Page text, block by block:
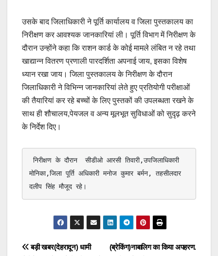
उसके बाद जिलाधिकारी ने पूर्ति कार्यालय व जिला पुस्तकालय का
निरीक्षण कर आवश्यक जानकारियां ली। पूर्ति विभाग में निरीक्षण के
दौरान उन्होंने कहा कि राशन कार्ड के कोई मामले लंबित न रहे तथा
खाद्यान्न वितरण प्रणाली पारदर्शिता अपनाई जाय, इसका विशेष
ध्यान रखा जाय। जिला पुस्तकालय के निरीक्षण के दौरान
जिलाधिकारी ने विभिन्न जानकारियां लेते हुए प्रतियोगी परीक्षाओं
की तैयारियां कर रहे बच्चों के लिए पुस्तकों की उपलब्धता रखने के
साथ ही शौचालय,पेयजल व अन्य मूलभूत सुविधाओं को सुदृढ़ करने
के निर्देश दिए।
मोनिका,जिला पूर्ति अधिकारी मनोज कुमार बर्मन, तहसीलदार
दलीप सिंह मौजूद रहे।
Post
(ब्रेकिंग)नाबालिग का किया अपहरण.
बड़ी खबर(देहरादून) धामी